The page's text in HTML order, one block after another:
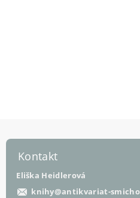
Kontakt
Eliška Heidlerová
knihy@antikvariat-